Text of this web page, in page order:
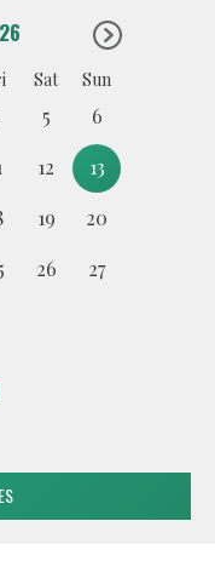
Sat Sun
5
6
12
13
19
20
26
27